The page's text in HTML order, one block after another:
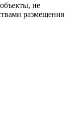
не
размещения